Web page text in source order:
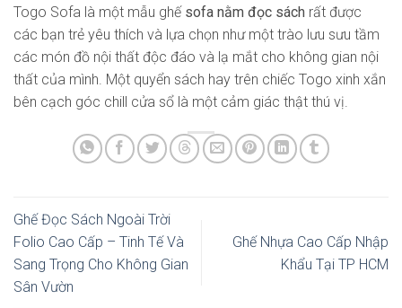
Togo Sofa là một mẫu ghế sofa nằm đọc sách rất được
các bạn trẻ yêu thích và lựa chọn như một trào lưu sưu tầm
các món đồ nội thất độc đáo và lạ mắt cho không gian nội
thất của mình. Một quyển sách hay trên chiếc Togo xinh xắn
bên cạch góc chill cửa sổ là một cảm giác thật thú vị.
Ghế Đọc Sách Ngoài Trời
Folio Cao Cấp – Tinh Tế Và
Sang Trọng Cho Không Gian
Sân Vườn
Ghế Nhựa Cao Cấp Nhập
Khẩu Tại TP HCM